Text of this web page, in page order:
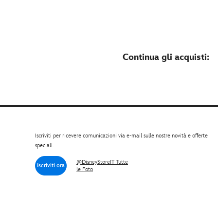
Continua gli acquisti:
Iscriviti per ricevere comunicazioni via e-mail sulle nostre novità e offerte
speciali.
Iscriviti ora
@DisneyStoreIT Tutte
le Foto